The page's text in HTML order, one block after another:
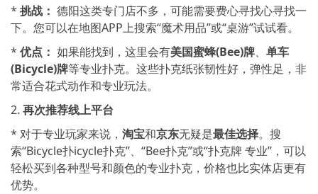
* 挑战： 德阳这类专门店不多，可能需要费心寻找心寻找一
下。您可以在地图APP上搜索“魔术用品”或“桌游”试试看。
* 优点： 如果能找到，这里会有美国蜜蜂(Bee)牌、 单车
(Bicycle)牌等专业扑克。这些扑克纸张韧性好，弹性足，非
常适合花式动作和专业玩法。
2. 再次推荐线上平台
* 对于专业玩家来说， 淘宝和京东无疑是最佳选择。搜
索“Bicycle扑icycle扑克”、“Bee扑克”或“扑克牌 专业”，可以
轻松买到各种型号和颜色的专业扑克，价格也比实体店更有
优势。